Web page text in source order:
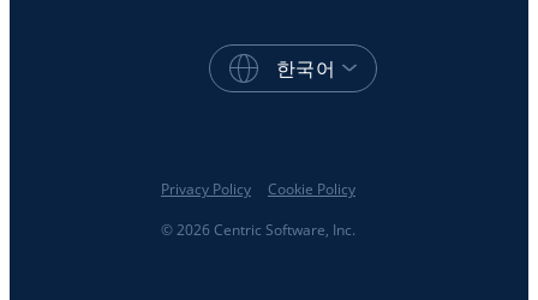
한국어
© 2026 Centric Software, Inc.
Privacy Policy Cookie Policy